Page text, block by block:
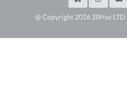
@ Copyright 2026 28Hse